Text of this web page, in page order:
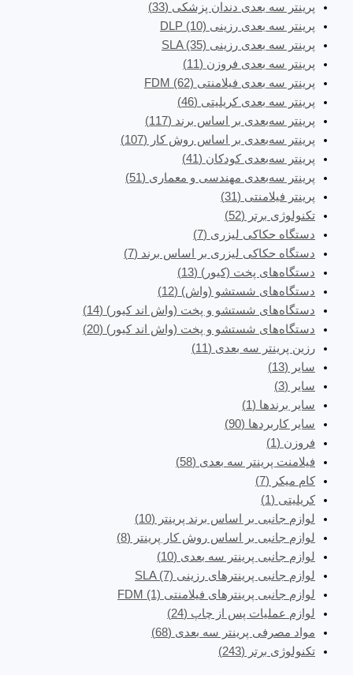
پرینتر سه بعدی دندان پزشکی (33)
پرینتر سه بعدی رزینی DLP (10)
پرینتر سه بعدی رزینی SLA (35)
پرینتر سه بعدی فروزن (11)
پرینتر سه بعدی فیلامنتی FDM (62)
پرینتر سه بعدی کریلیتی (46)
پرینتر سه‌بعدی بر اساس برند (117)
پرینتر سه‌بعدی بر اساس روش کار (107)
پرینتر سه‌بعدی کودکان (41)
پرینتر سه‌بعدی مهندسی و معماری (51)
پرینتر فیلامنتی (31)
تکنولوژی برتر (52)
دستگاه حکاکی لیزری (7)
دستگاه حکاکی لیزری بر اساس برند (7)
دستگاه‌های پخت (کیور) (13)
دستگاه‌های شستشو (واش) (12)
دستگاه‌های شستشو و پخت (واش اند کیور) (14)
دستگاه‌های شستشو و پخت (واش اند کیور) (20)
رزین پرینتر سه بعدی (11)
سایر (13)
سایر (3)
سایر برندها (1)
سایر کاربردها (90)
فروزن (1)
فیلامنت پرینتر سه بعدی (58)
کام میکر (7)
کریلیتی (1)
لوازم جانبی بر اساس برند پرینتر (10)
لوازم جانبی بر اساس روش کار پرینتر (8)
لوازم جانبی پرینتر سه بعدی (10)
لوازم جانبی پرینترهای رزینی SLA (7)
لوازم جانبی پرینترهای فیلامنتی FDM (1)
لوازم عملیات پس از چاپ (24)
مواد مصرفی پرینتر سه بعدی (68)
تکنولوژی برتر (243)